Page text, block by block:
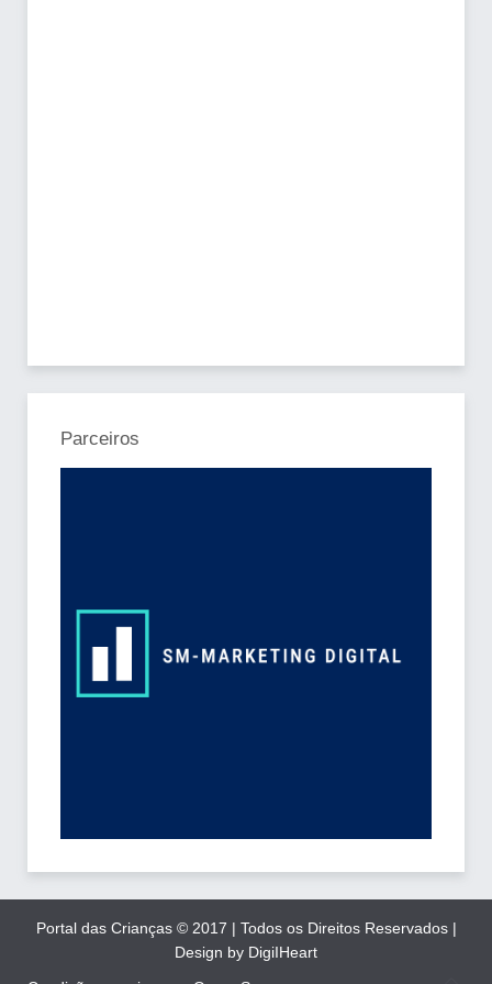
Parceiros
Portal das Crianças © 2017 | Todos os Direitos Reservados |
Design by DigiIHeart